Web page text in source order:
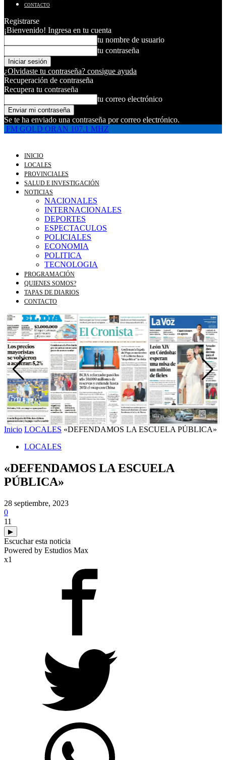
CONTACTO
Registrarse
¡Bienvenido! Ingresa en tu cuenta
tu nombre de usuario
tu contraseña
¿Olvidaste tu contraseña? consigue ayuda
Recuperación de contraseña
Recupera tu contraseña
tu correo electrónico
Se te ha enviado una contraseña por correo electrónico.
FM GOLD ORAN 107.1 MHZ
INICIO
LOCALES
PROVINCIALES
SALUD E INVESTIGACIÓN
NOTICIAS
NACIONALES
INTERNACIONALES
DEPORTES
ESPECTACULOS
POLICIALES
ECONOMIA
POLITICA
TECNOLOGIA
PROGRAMACIÓN
QUIENES SOMOS?
TAPAS DE DIARIOS
CONTACTO
Inicio LOCALES «DEFENDAMOS LA ESCUELA PÚBLICA»
LOCALES
«DEFENDAMOS LA ESCUELA
PÚBLICA»
28 septiembre, 2023
0
11
▶
Escuchar esta noticia
Powered by Estudios Max
x1